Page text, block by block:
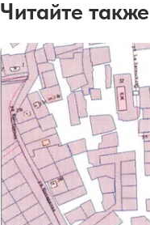
Читайте также